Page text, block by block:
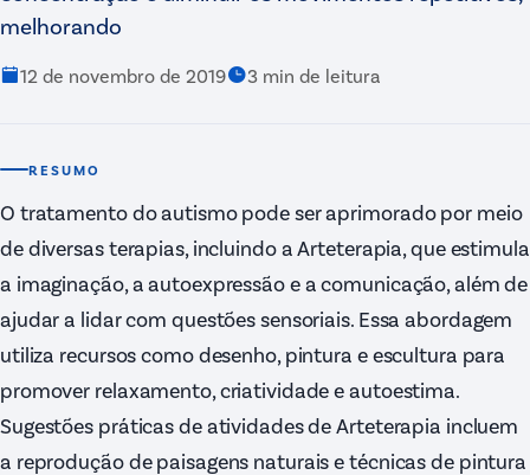
melhorando
12 de novembro de 2019 3 min de leitura
RESUMO
O tratamento do autismo pode ser aprimorado por meio
de diversas terapias, incluindo a Arteterapia, que estimula
a imaginação, a autoexpressão e a comunicação, além de
ajudar a lidar com questões sensoriais. Essa abordagem
utiliza recursos como desenho, pintura e escultura para
promover relaxamento, criatividade e autoestima.
Sugestões práticas de atividades de Arteterapia incluem
a reprodução de paisagens naturais e técnicas de pintura